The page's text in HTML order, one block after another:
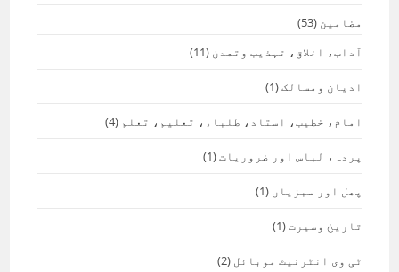
مضامین (53)
آداب، اخلاق، تہذیب وتمدن (11)
ادیان ومسالک(1)
امام، خطیب، استاد، طلباء، تعلیم، تعلم (4)
پردہ، لباس اور ضروریات(1)
پھل اور سبزیاں (1)
تاریخ وسیرت(1)
ٹی وی انٹرنیٹ موبائل (2)